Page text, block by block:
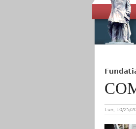
Lun, 10/25/